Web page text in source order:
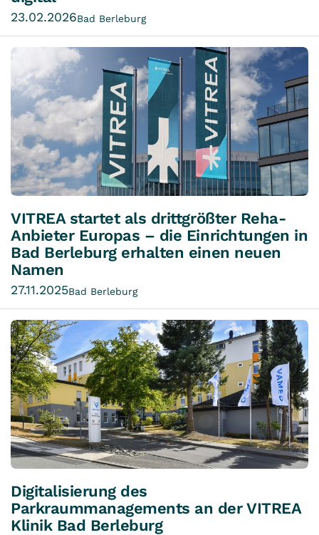
23.02.2026Bad Berleburg
VITREA startet als drittgrößter Reha-
Anbieter Europas – die Einrichtungen in
Bad Berleburg erhalten einen neuen
Namen
27.11.2025Bad Berleburg
Digitalisierung des
Parkraummanagements an der VITREA
Klinik Bad Berleburg